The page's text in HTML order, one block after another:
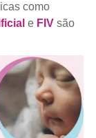
como
e FIVsão